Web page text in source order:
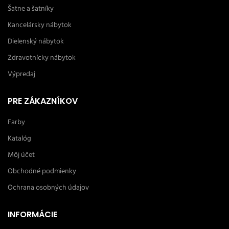
Šatne a šatníky
Kancelársky nábytok
Dielenský nábytok
Zdravotnícky nábytok
Výpredaj
PRE ZÁKAZNÍKOV
Farby
Katalóg
Môj účet
Obchodné podmienky
Ochrana osobných údajov
INFORMÁCIE